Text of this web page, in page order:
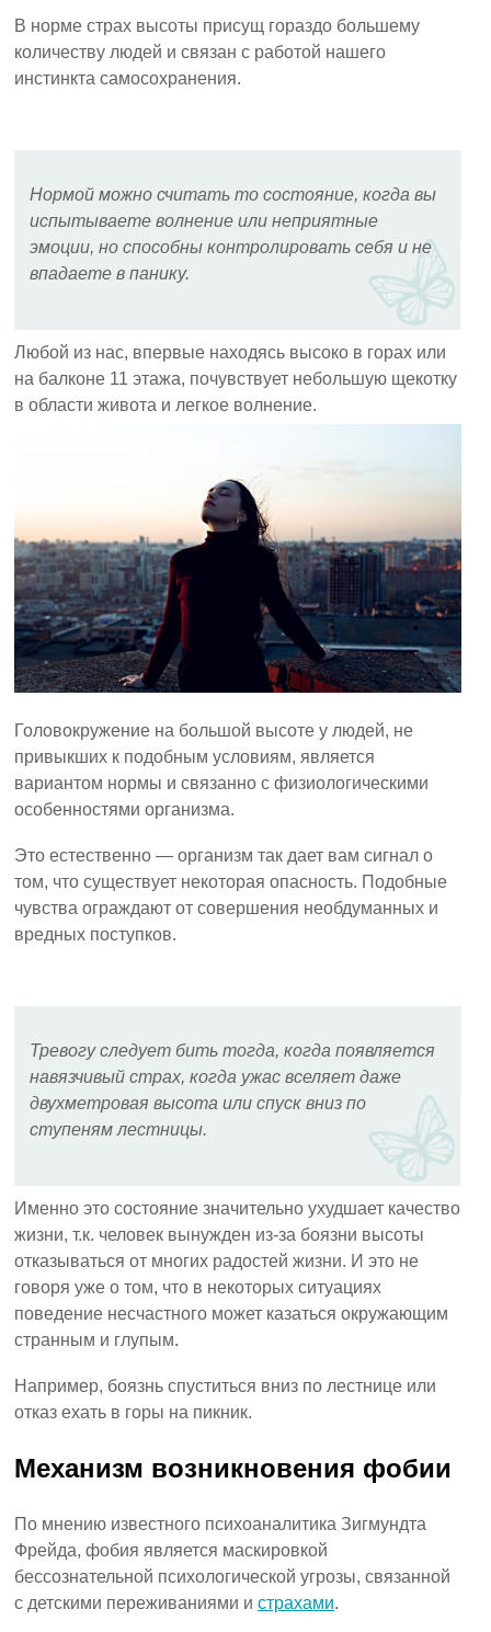
В норме страх высоты присущ гораздо большему
количеству людей и связан с работой нашего
инстинкта самосохранения.
Нормой можно считать то состояние, когда вы
испытываете волнение или неприятные
эмоции, но способны контролировать себя и не
впадаете в панику.
Любой из нас, впервые находясь высоко в горах или
на балконе 11 этажа, почувствует небольшую щекотку
в области живота и легкое волнение.
Головокружение на большой высоте у людей, не
привыкших к подобным условиям, является
вариантом нормы и связанно с физиологическими
особенностями организма.
Это естественно — организм так дает вам сигнал о
том, что существует некоторая опасность. Подобные
чувства ограждают от совершения необдуманных и
вредных поступков.
Тревогу следует бить тогда, когда появляется
навязчивый страх, когда ужас вселяет даже
двухметровая высота или спуск вниз по
ступеням лестницы.
Именно это состояние значительно ухудшает качество
жизни, т.к. человек вынужден из-за боязни высоты
отказываться от многих радостей жизни. И это не
говоря уже о том, что в некоторых ситуациях
поведение несчастного может казаться окружающим
странным и глупым.
Например, боязнь спуститься вниз по лестнице или
отказ ехать в горы на пикник.
Механизм возникновения фобии
По мнению известного психоаналитика Зигмундта
Фрейда, фобия является маскировкой
бессознательной психологической угрозы, связанной
с детскими переживаниями и страхами.